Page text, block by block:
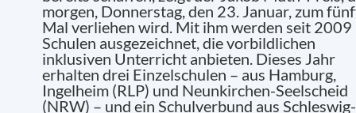
morgen, Donnerstag, den 23. Januar, zum
Mal verliehen wird. Mit ihm werden seit 2009
Schulen ausgezeichnet, die vorbildlichen
inklusiven Unterricht anbieten. Dieses Jahr
erhalten drei Einzelschulen – aus Hamburg,
Ingelheim (RLP) und Neunkirchen-Seelscheid
(NRW) – und ein Schulverbund aus Schleswig-